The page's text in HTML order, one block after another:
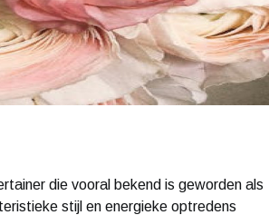
die vooral bekend is geworden als
stijl en energieke optredens